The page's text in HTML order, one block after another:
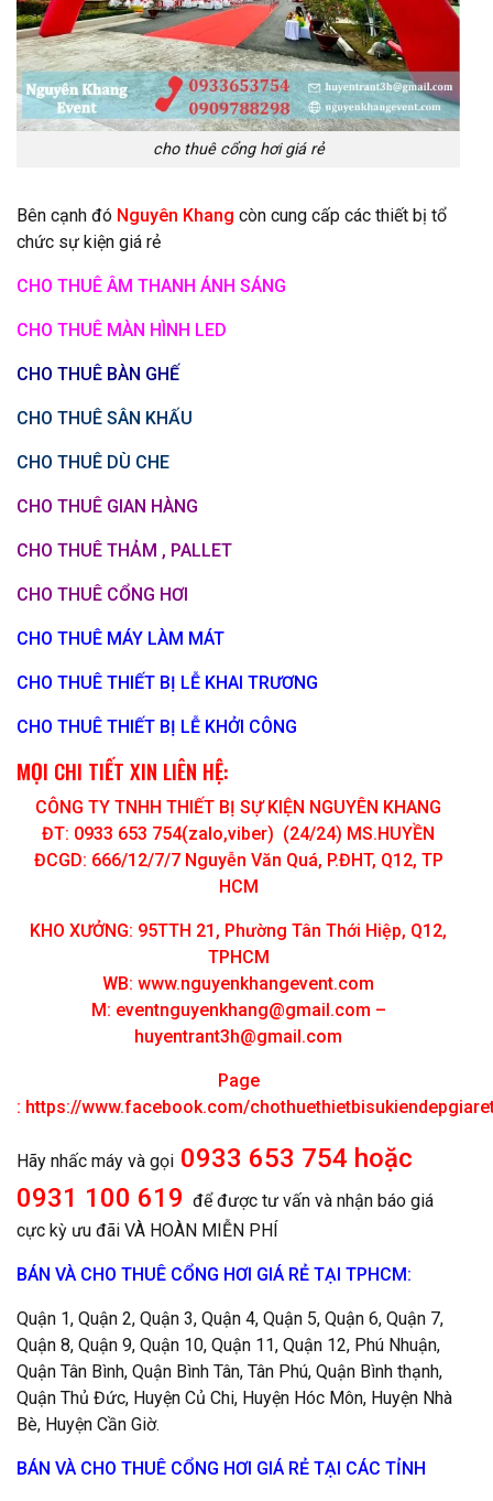
cho thuê cổng hơi giá rẻ
Bên cạnh đó Nguyên Khang còn cung cấp các thiết bị tổ
chức sự kiện giá rẻ
CHO THUÊ ÂM THANH ÁNH SÁNG
CHO THUÊ MÀN HÌNH LED
CHO THUÊ BÀN GHẾ
CHO THUÊ SÂN KHẤU
CHO THUÊ DÙ CHE
CHO THUÊ GIAN HÀNG
CHO THUÊ THẢM , PALLET
CHO THUÊ CỔNG HƠI
CHO THUÊ MÁY LÀM MÁT
CHO THUÊ THIẾT BỊ LỄ KHAI TRƯƠNG
CHO THUÊ THIẾT BỊ LỄ KHỞI CÔNG
MỌI CHI TIẾT XIN LIÊN HỆ:
CÔNG TY TNHH THIẾT BỊ SỰ KIỆN NGUYÊN KHANG
ĐT: 0933 653 754(zalo,viber) (24/24) MS.HUYỀN
ĐCGD: 666/12/7/7 Nguyễn Văn Quá, P.ĐHT, Q12, TP
HCM
KHO XƯỞNG: 95TTH 21, Phường Tân Thới Hiệp, Q12,
TPHCM
WB: www.nguyenkhangevent.com
M: eventnguyenkhang@gmail.com –
huyentrant3h@gmail.com
Page
: https://www.facebook.com/
Hãy nhấc máy và gọi 0933 653 754 hoặc
0931 100 619 để được tư vấn và nhận báo giá
cực kỳ ưu đãi VÀ HOÀN MIỄN PHÍ
BÁN VÀ CHO THUÊ CỔNG HƠI GIÁ RẺ TẠI TPHCM:
Quận 1, Quận 2, Quận 3, Quận 4, Quận 5, Quận 6, Quận 7,
Quận 8, Quận 9, Quận 10, Quận 11, Quận 12, Phú Nhuận,
Quận Tân Bình, Quận Bình Tân, Tân Phú, Quận Bình thạnh,
Quận Thủ Đức, Huyện Củ Chi, Huyện Hóc Môn, Huyện Nhà
Bè, Huyện Cần Giờ.
BÁN VÀ CHO THUÊ CỔNG HƠI GIÁ RẺ TẠI CÁC TỈNH